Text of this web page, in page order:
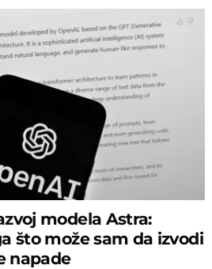
modela Astra:
što može sam da izvodi
napade